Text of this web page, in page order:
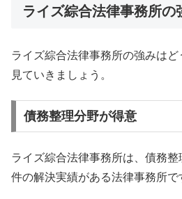
ライズ綜合法律事務所の
ライズ綜合法律事務所の強みは
見ていきましょう。
債務整理分野が得意
ライズ綜合法律事務所は、債務
件の解決実績がある法律事務所で